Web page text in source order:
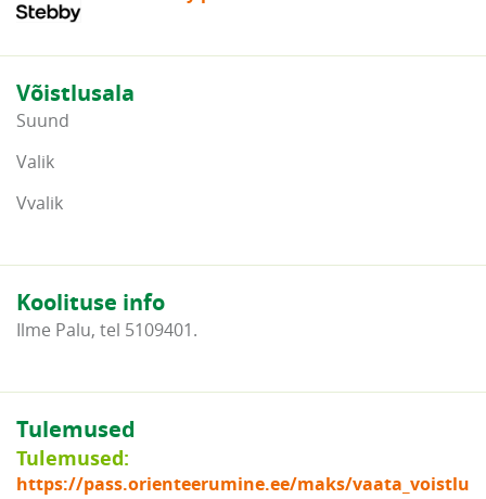
Võistlusala
Suund
Valik
Vvalik
Koolituse info
Ilme Palu, tel 5109401.
Tulemused
Tulemused:
https://pass.orienteerumine.ee/maks/vaata_voistlu